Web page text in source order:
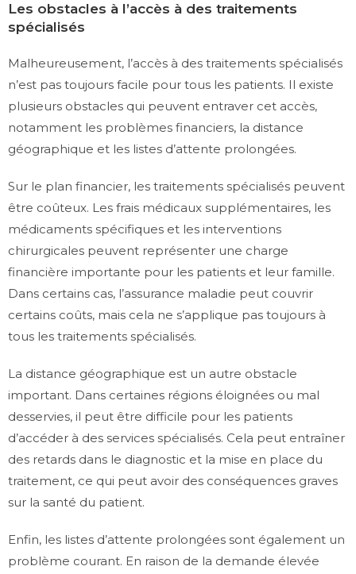
Les obstacles à l’accès à des traitements
spécialisés
Malheureusement, l’accès à des traitements spécialisés
n’est pas toujours facile pour tous les patients. Il existe
plusieurs obstacles qui peuvent entraver cet accès,
notamment les problèmes financiers, la distance
géographique et les listes d’attente prolongées.
Sur le plan financier, les traitements spécialisés peuvent
être coûteux. Les frais médicaux supplémentaires, les
médicaments spécifiques et les interventions
chirurgicales peuvent représenter une charge
financière importante pour les patients et leur famille.
Dans certains cas, l’assurance maladie peut couvrir
certains coûts, mais cela ne s’applique pas toujours à
tous les traitements spécialisés.
La distance géographique est un autre obstacle
important. Dans certaines régions éloignées ou mal
desservies, il peut être difficile pour les patients
d’accéder à des services spécialisés. Cela peut entraîner
des retards dans le diagnostic et la mise en place du
traitement, ce qui peut avoir des conséquences graves
sur la santé du patient.
Enfin, les listes d’attente prolongées sont également un
problème courant. En raison de la demande élevée